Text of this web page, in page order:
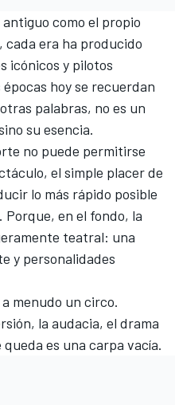
como el propio
cada era ha producido
icónicos y pilotos
hoy se recuerdan
palabras, no es un
su esencia.
no puede permitirse
el simple placer de
lo más rápido posible
Porque, en el fondo, la
teatral: una
y personalidades
menudo un circo.
la audacia, el drama
es una carpa vacía.